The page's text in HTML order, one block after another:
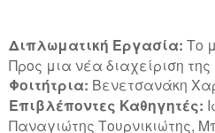
Διπλωματική Εργασία: Το
Προς μια νέα διαχείριση
Φοιτήτρια: Βενετσανάκη
Επιβλέποντες Καθηγητές:
Παναγιώτης Τουρνικιώτης,